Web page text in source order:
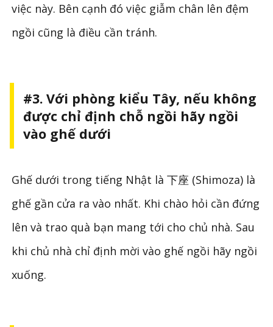
việc này. Bên cạnh đó việc giẫm chân lên đệm
ngồi cũng là điều cần tránh.
#3. Với phòng kiểu Tây, nếu không
được chỉ định chỗ ngồi hãy ngồi
vào ghế dưới
Ghế dưới trong tiếng Nhật là 下座 (Shimoza) là
ghế gần cửa ra vào nhất. Khi chào hỏi cần đứng
lên và trao quà bạn mang tới cho chủ nhà. Sau
khi chủ nhà chỉ định mời vào ghế ngồi hãy ngồi
xuống.